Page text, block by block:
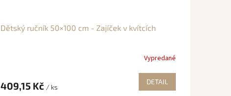
Dětský ručník 50×100 cm - Zajíček v kvítcích
Vypredané
409,15 Kč / ks
DETAIL